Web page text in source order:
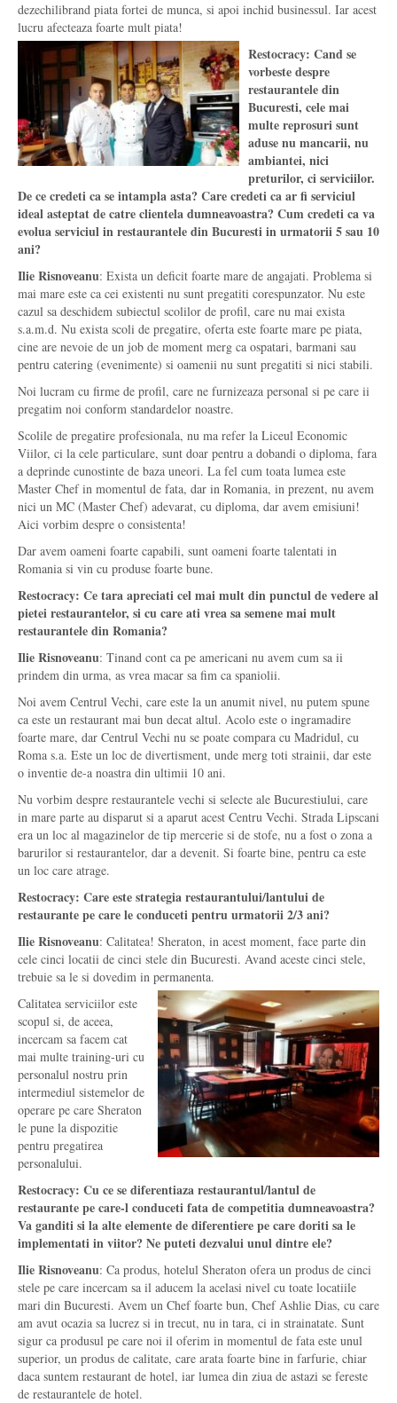
dezechilibrand piata fortei de munca, si apoi inchid businessul. Iar acest
lucru afecteaza foarte mult piata!
Restocracy: Cand se
vorbeste despre
restaurantele din
Bucuresti, cele mai
multe reprosuri sunt
aduse nu mancarii, nu
ambiantei, nici
preturilor, ci serviciilor.
De ce credeti ca se intampla asta? Care credeti ca ar fi serviciul
ideal asteptat de catre clientela dumneavoastra? Cum credeti ca va
evolua serviciul in restaurantele din Bucuresti in urmatorii 5 sau 10
ani?
Ilie Risnoveanu: Exista un deficit foarte mare de angajati. Problema si
mai mare este ca cei existenti nu sunt pregatiti corespunzator. Nu este
cazul sa deschidem subiectul scolilor de profil, care nu mai exista
s.a.m.d. Nu exista scoli de pregatire, oferta este foarte mare pe piata,
cine are nevoie de un job de moment merg ca ospatari, barmani sau
pentru catering (evenimente) si oamenii nu sunt pregatiti si nici stabili.
Noi lucram cu firme de profil, care ne furnizeaza personal si pe care ii
pregatim noi conform standardelor noastre.
Scolile de pregatire profesionala, nu ma refer la Liceul Economic
Viilor, ci la cele particulare, sunt doar pentru a dobandi o diploma, fara
a deprinde cunostinte de baza uneori. La fel cum toata lumea este
Master Chef in momentul de fata, dar in Romania, in prezent, nu avem
nici un MC (Master Chef) adevarat, cu diploma, dar avem emisiuni!
Aici vorbim despre o consistenta!
Dar avem oameni foarte capabili, sunt oameni foarte talentati in
Romania si vin cu produse foarte bune.
Restocracy: Ce tara apreciati cel mai mult din punctul de vedere al
pietei restaurantelor, si cu care ati vrea sa semene mai mult
restaurantele din Romania?
Ilie Risnoveanu: Tinand cont ca pe americani nu avem cum sa ii
prindem din urma, as vrea macar sa fim ca spaniolii.
Noi avem Centrul Vechi, care este la un anumit nivel, nu putem spune
ca este un restaurant mai bun decat altul. Acolo este o ingramadire
foarte mare, dar Centrul Vechi nu se poate compara cu Madridul, cu
Roma s.a. Este un loc de divertisment, unde merg toti strainii, dar este
o inventie de-a noastra din ultimii 10 ani.
Nu vorbim despre restaurantele vechi si selecte ale Bucurestiului, care
in mare parte au disparut si a aparut acest Centru Vechi. Strada Lipscani
era un loc al magazinelor de tip mercerie si de stofe, nu a fost o zona a
barurilor si restaurantelor, dar a devenit. Si foarte bine, pentru ca este
un loc care atrage.
Restocracy: Care este strategia restaurantului/lantului de
restaurante pe care le conduceti pentru urmatorii 2/3 ani?
Ilie Risnoveanu: Calitatea! Sheraton, in acest moment, face parte din
cele cinci locatii de cinci stele din Bucuresti. Avand aceste cinci stele,
trebuie sa le si dovedim in permanenta.
Calitatea serviciilor este
scopul si, de aceea,
incercam sa facem cat
mai multe training-uri cu
personalul nostru prin
intermediul sistemelor de
operare pe care Sheraton
le pune la dispozitie
pentru pregatirea
personalului.
Restocracy: Cu ce se diferentiaza restaurantul/lantul de
restaurante pe care-l conduceti fata de competitia dumneavoastra?
Va ganditi si la alte elemente de diferentiere pe care doriti sa le
implementati in viitor? Ne puteti dezvalui unul dintre ele?
Ilie Risnoveanu: Ca produs, hotelul Sheraton ofera un produs de cinci
stele pe care incercam sa il aducem la acelasi nivel cu toate locatiile
mari din Bucuresti. Avem un Chef foarte bun, Chef Ashlie Dias, cu care
am avut ocazia sa lucrez si in trecut, nu in tara, ci in strainatate. Sunt
sigur ca produsul pe care noi il oferim in momentul de fata este unul
superior, un produs de calitate, care arata foarte bine in farfurie, chiar
daca suntem restaurant de hotel, iar lumea din ziua de astazi se fereste
de restaurantele de hotel.